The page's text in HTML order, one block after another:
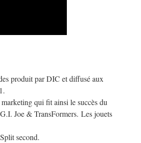
produit par DIC et diffusé aux
qui fit ainsi le succès du
Joe & TransFormers. Les jouets
second.